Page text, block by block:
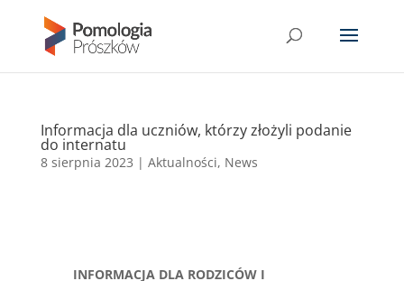
Informacja dla uczniów, którzy złożyli podanie
do internatu
8 sierpnia 2023 | Aktualności, News
INFORMACJA DLA RODZICÓW I